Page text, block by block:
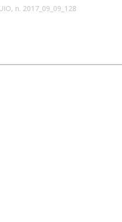
n. 2017_09_09_128